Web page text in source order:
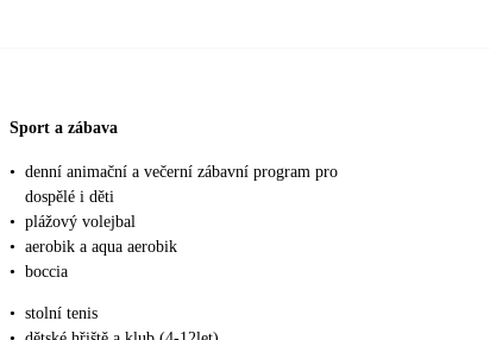
Sport a zábava
• denní animační a večerní zábavní program pro
dospělé i děti
• plážový volejbal
• aerobik a aqua aerobik
• boccia
• stolní tenis